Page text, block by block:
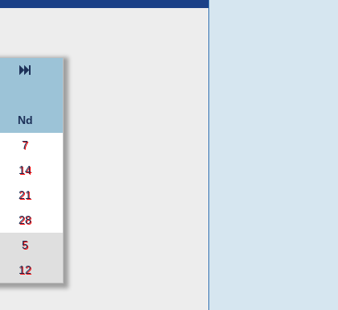
Nd
7
14
21
28
5
12